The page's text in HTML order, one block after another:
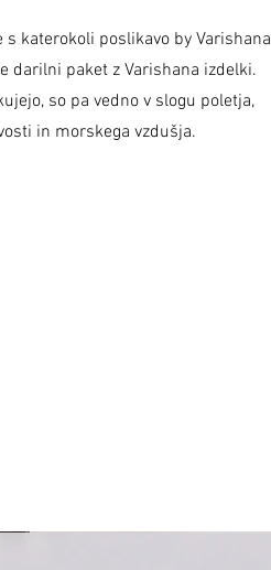
s katerokoli poslikavo by Varishana
darilni paket z Varishana izdelki.
so pa vedno v slogu poletja,
in morskega vzdušja.